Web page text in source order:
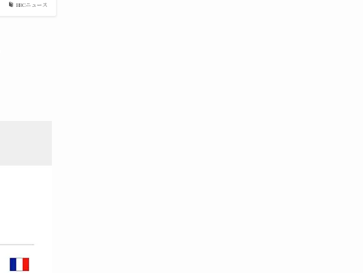
BBCニュース